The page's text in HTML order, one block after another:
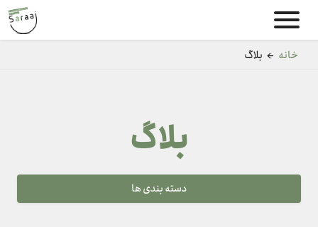
خانه ← بلاگ
بلاگ
دسته بندی ها